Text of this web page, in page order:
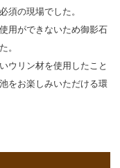
須の現場でした。
用ができないため御影石
。
ウリン材を使用したこと
をお楽しみいただける環